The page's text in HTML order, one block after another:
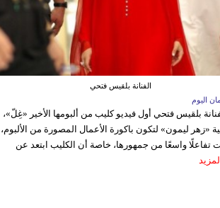
الفنانة بلقيس فتحي
اليوم
بلقيس فتحي أول فيديو كليب من ألبومها الأخير «غِلّ»،
«زهر ليمون» لتكون باكورة الأعمال المصورة من
تفاعلًا واسعًا من جمهورها، خاصة أن الكليب ابتعد عن